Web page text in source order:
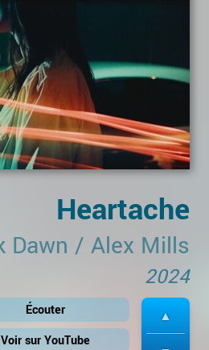
Heartache
Dawn / Alex Mills
2024
Écouter
Voir sur YouTube